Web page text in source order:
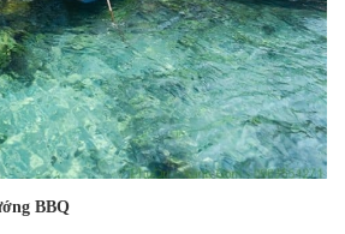
BBQ